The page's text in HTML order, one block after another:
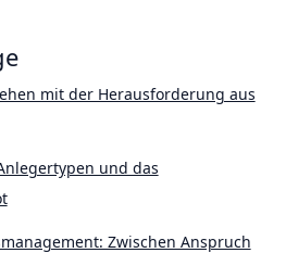
mit der Herausforderung aus
und das
Zwischen Anspruch